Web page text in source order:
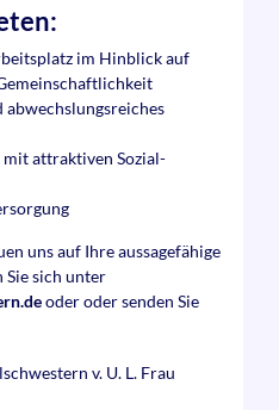
im Hinblick auf
abwechslungs­reiches
mit attraktiven Sozial­
uns auf Ihre aussage­fähige
Sie sich unter
oder oder senden Sie
v. U. L. Frau